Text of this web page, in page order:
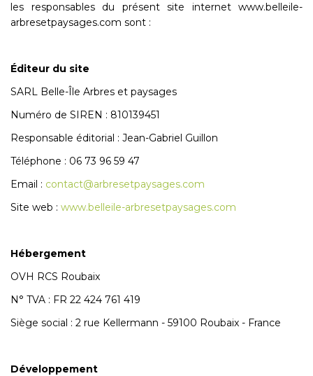
les responsables du présent site internet www.belleile-
arbresetpaysages.com sont :
Éditeur du site
SARL Belle-Île Arbres et paysages
Numéro de SIREN : 810139451
Responsable éditorial : Jean-Gabriel Guillon
Téléphone : 06 73 96 59 47
Email : contact@arbresetpaysages.com
Site web : www.belleile-arbresetpaysages.com
Hébergement
OVH RCS Roubaix
N° TVA : FR 22 424 761 419
Siège social : 2 rue Kellermann - 59100 Roubaix - France
Développement